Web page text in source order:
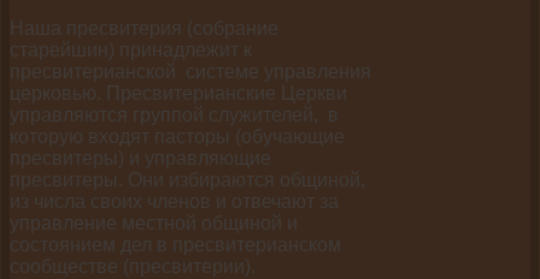
Наша пресвитерия (собрание
старейшин) принадлежит к
пресвитерианской системе управления
церковью. Пресвитерианские Церкви
управляются группой служителей, в
которую входят пасторы (обучающие
пресвитеры) и управляющие
пресвитеры. Они избираются общиной,
из числа своих членов и отвечают за
управление местной общиной и
состоянием дел в пресвитерианском
сообществе (пресвитерии).